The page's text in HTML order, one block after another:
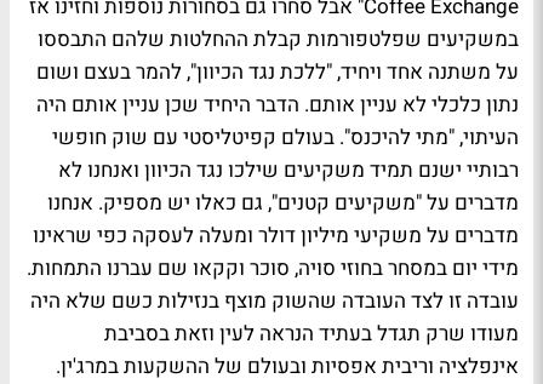
Coffee Exchange" אבל סחרו גם בסחורות נוספות וחזינו אז
במשקיעים שפלטפורמות קבלת ההחלטות שלהם התבססו
על משתנה אחד ויחיד, "ללכת נגד הכיוון", להמר בעצם ושום
נתון כלכלי לא עניין אותם. הדבר היחיד שכן עניין אותם היה
העיתוי, "מתי להיכנס". בעולם קפיטליסטי עם שוק חופשי
רבותיי ישנם תמיד משקיעים שילכו נגד הכיוון ואנחנו לא
מדברים על "משקיעים קטנים", גם כאלו יש מספיק. אנחנו
מדברים על משקיעי מיליון דולר ומעלה לעסקה כפי שראינו
מידי יום במסחר בחוזי סויה, סוכר וקקאו שם עברנו התמחות.
עובדה זו לצד העובדה שהשוק מוצף בנזילות כשם שלא היה
מעודו שרק תגדל בעתיד הנראה לעין וזאת בסביבת
אינפלציה וריבית אפסיות ובעולם של ההשקעות במרג'ין.